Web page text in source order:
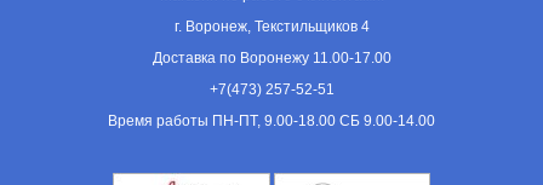
г. Воронеж, Текстильщиков 4
Доставка по Воронежу 11.00-17.00
+7(473) 257-52-51
Время работы ПН-ПТ, 9.00-18.00 СБ 9.00-14.00